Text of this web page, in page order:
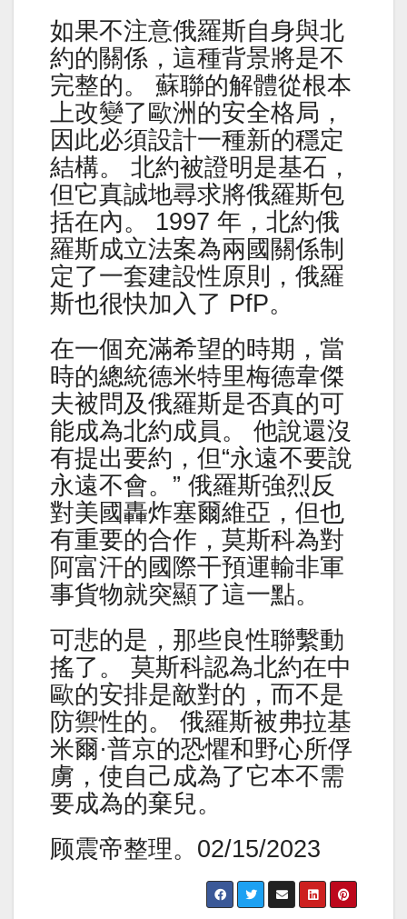
如果不注意俄羅斯自身與北
約的關係，這種背景將是不
完整的。 蘇聯的解體從根本
上改變了歐洲的安全格局，
因此必須設計一種新的穩定
結構。 北約被證明是基石，
但它真誠地尋求將俄羅斯包
括在內。 1997 年，北約俄
羅斯成立法案為兩國關係制
定了一套建設性原則，俄羅
斯也很快加入了 PfP。
在一個充滿希望的時期，當
時的總統德米特里梅德韋傑
夫被問及俄羅斯是否真的可
能成為北約成員。 他說還沒
有提出要約，但“永遠不要說
永遠不會。” 俄羅斯強烈反
對美國轟炸塞爾維亞，但也
有重要的合作，莫斯科為對
阿富汗的國際干預運輸非軍
事貨物就突顯了這一點。
可悲的是，那些良性聯繫動
搖了。 莫斯科認為北約在中
歐的安排是敵對的，而不是
防禦性的。 俄羅斯被弗拉基
米爾·普京的恐懼和野心所俘
虜，使自己成為了它本不需
要成為的棄兒。
顾震帝整理。02/15/2023